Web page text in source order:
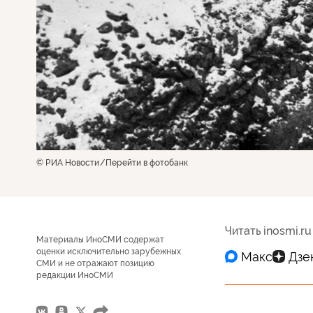
© РИА Новости Перейти в фотобанк
Материалы ИноСМИ содержат
оценки исключительно зарубежных
СМИ и не отражают позицию
редакции ИноСМИ
Читать inosmi.ru